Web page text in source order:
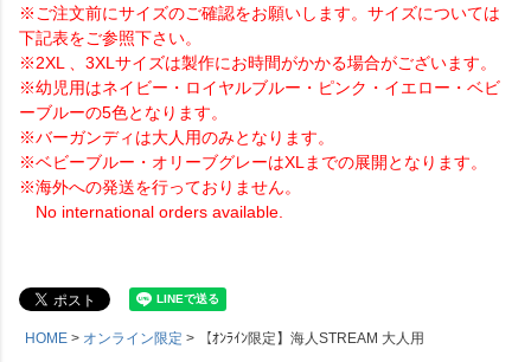
※ご注文前にサイズのご確認をお願いします。サイズについては
下記表をご参照下さい。
※2XL 、3XLサイズは製作にお時間がかかる場合がございます。
※幼児用はネイビー・ロイヤルブルー・ピンク・イエロー・ベビ
ーブルーの5色となります。
※バーガンディは大人用のみとなります。
※ベビーブルー・オリーブグレーはXLまでの展開となります。
※海外への発送を行っておりません。
No international orders available.
HOME オンライン限定
【ｵﾝﾗｲﾝ限定】海人STREAM 大人用